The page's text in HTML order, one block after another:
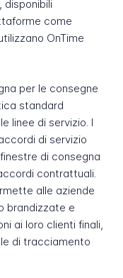
disponibili
come
OnTime
per le consegne
standard
linee di servizio. I
di servizio
di consegna
contrattuali.
alle aziende
brandizzate e
ai loro clienti finali,
di tracciamento